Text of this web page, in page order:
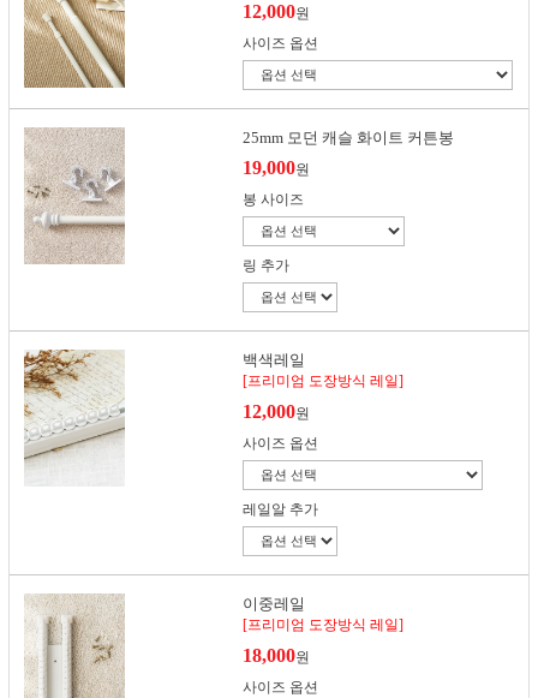
12,000원
사이즈 옵션
25mm 모던 캐슬 화이트 커튼봉
19,000원
봉 사이즈
링 추가
백색레일
[프리미엄 도장방식 레일]
12,000원
사이즈 옵션
레일알 추가
이중레일
[프리미엄 도장방식 레일]
18,000원
사이즈 옵션